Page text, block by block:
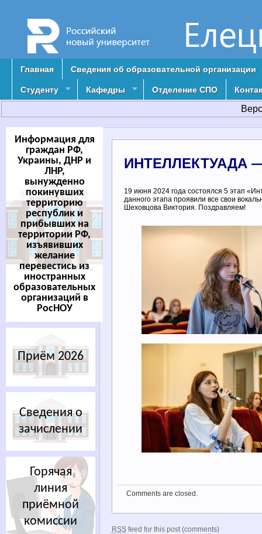
Главная Сведения об образовательной организации
Студенту Кафедры Отделение СПО
ИНТЕЛЛЕКТУАДА
19 июня 2024 года состоялся 5 этап
данного этапа проявили все свои
Шеховцова Виктория. Поздравляем!
Comments are closed.
RSSfeed for this post (comments)
Информация для
граждан РФ,
Украины, ДНР и
ЛНР,
вынужденно
покинувших
территорию
республик и
прибывших на
территории РФ,
изъявивших
желание
перевестись из
иностранных
образовательных
организаций в
РосНОУ
Приём 2026
Сведения о
зачислении
Горячая
линия
приёмной
комиссии